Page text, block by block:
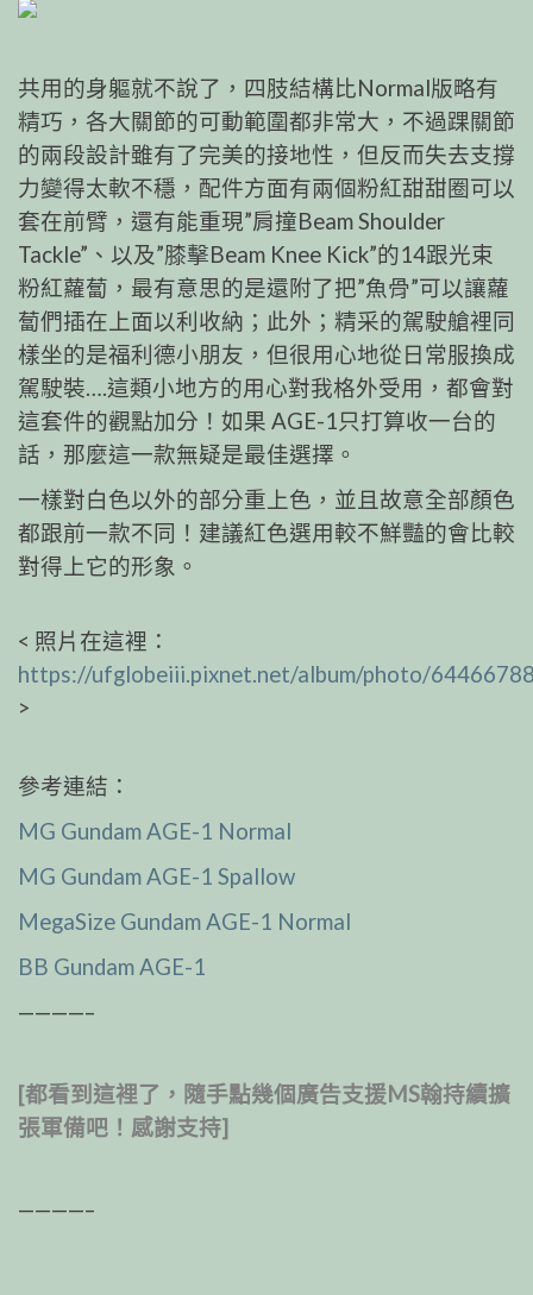
共用的身軀就不說了，四肢結構比Normal版略有
精巧，各大關節的可動範圍都非常大，不過踝關節
的兩段設計雖有了完美的接地性，但反而失去支撐
力變得太軟不穩，配件方面有兩個粉紅甜甜圈可以
套在前臂，還有能重現”肩撞Beam Shoulder
Tackle”、以及”膝擊Beam Knee Kick”的14跟光束
粉紅蘿蔔，最有意思的是還附了把”魚骨”可以讓蘿
蔔們插在上面以利收納；此外；精采的駕駛艙裡同
樣坐的是福利德小朋友，但很用心地從日常服換成
駕駛裝….這類小地方的用心對我格外受用，都會對
這套件的觀點加分！如果 AGE-1只打算收一台的
話，那麼這一款無疑是最佳選擇。
一樣對白色以外的部分重上色，並且故意全部顏色
都跟前一款不同！建議紅色選用較不鮮豔的會比較
對得上它的形象。
< 照片在這裡：
https://ufglobeiii.pixnet.net/album/photo/
>
參考連結：
MG Gundam AGE-1 Normal
MG Gundam AGE-1 Spallow
MegaSize Gundam AGE-1 Normal
BB Gundam AGE-1
————–
[都看到這裡了，隨手點幾個廣告支援MS翰持續擴
張軍備吧！感謝支持]
————–